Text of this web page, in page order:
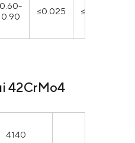
0.60-
0.90
≤0.025 ≤0.035
42CrMo4
4140